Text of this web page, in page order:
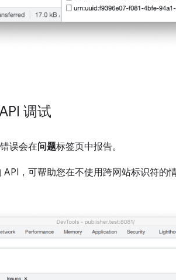
调试
误会在问题标签页中报告。
API，可帮助您在不使用跨网站标识符的